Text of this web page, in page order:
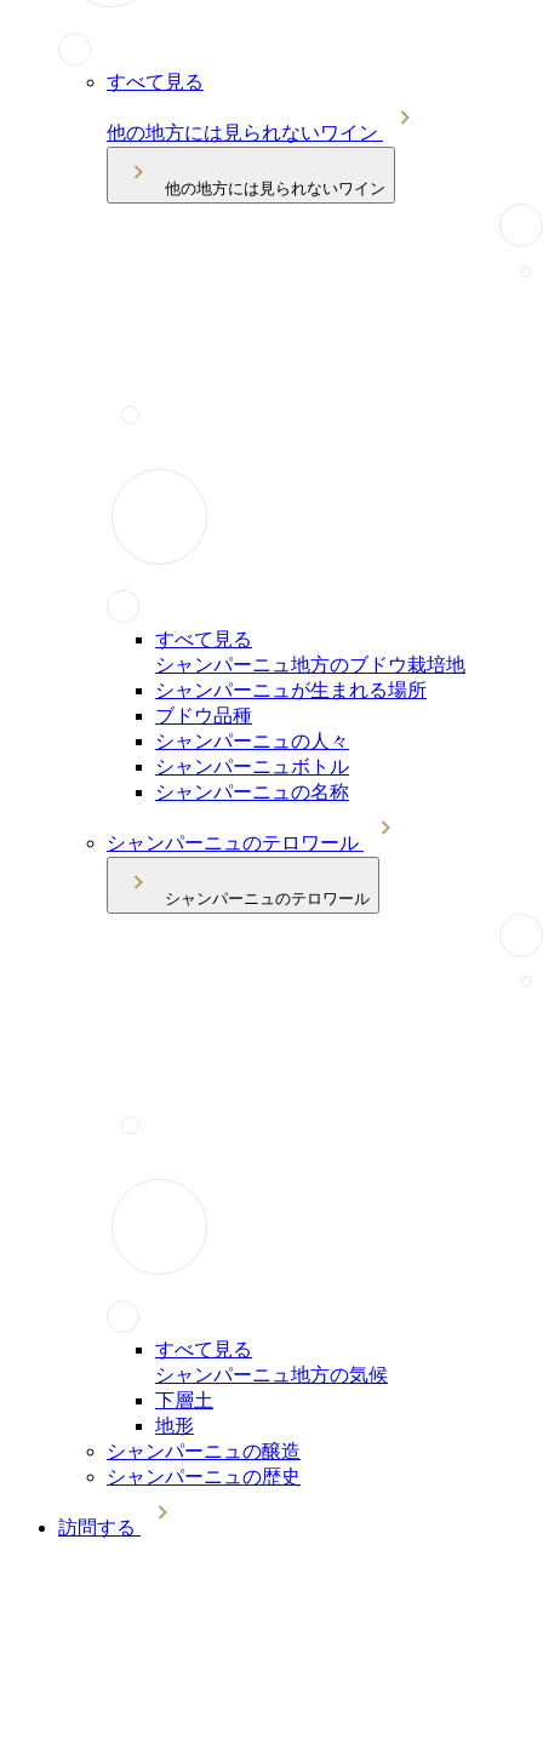
すべて見る
他の地方には見られないワイン
他の地方には見られないワイン
すべて見る
シャンパーニュ地方のブドウ栽培地
シャンパーニュが生まれる場所
ブドウ品種
シャンパーニュの人々
シャンパーニュボトル
シャンパーニュの名称
シャンパーニュのテロワール
シャンパーニュのテロワール
すべて見る
シャンパーニュ地方の気候
下層土
地形
シャンパーニュの醸造
シャンパーニュの歴史
訪問する